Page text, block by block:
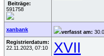
Beiträge:
591758
xanbank verfasst am:
Registrierdatum:
22.11.2023, 07:10
XVII